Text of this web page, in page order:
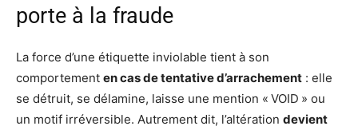
porte à la fraude
La force d’une étiquette inviolable tient à son
comportement en cas de tentative d’arrachement : elle
se détruit, se délamine, laisse une mention « VOID » ou
un motif irréversible. Autrement dit, l’altération devient